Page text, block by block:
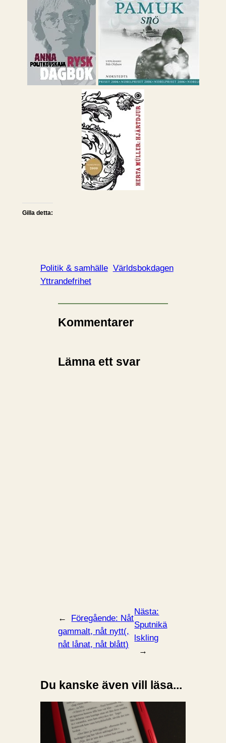
Gilla detta:
Politik & samhälle Världsbokdagen
Yttrandefrihet
Kommentarer
Lämna ett svar
← Föregående: Nåt
gammalt, nåt nytt(,
nåt lånat, nåt blått)
Nästa:
Sputnikä
lskling
→
Du kanske även vill läsa...